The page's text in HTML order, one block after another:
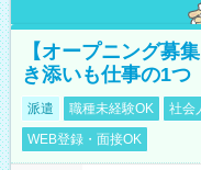
【オープニング募
き添いも仕事の1つ
派遣 職種未経験OK 社会
WEB登録・面接OK